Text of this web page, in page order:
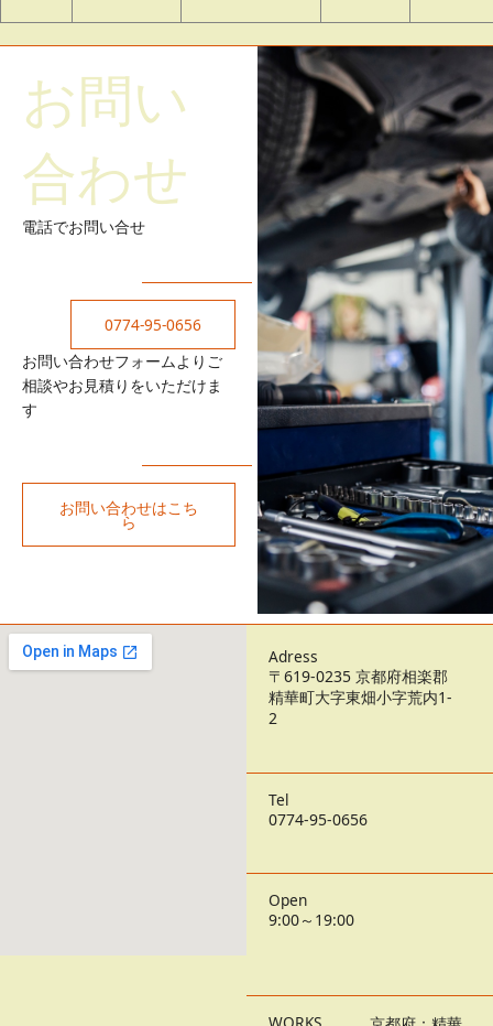
お問い
合わせ
電話でお問い合せ
0774-95-0656
お問い合わせフォームよりご
相談やお見積りをいただけま
す
お問い合わせはこち
ら
Adress
〒619-0235 京都府相楽郡
精華町大字東畑小字荒内1-
2
Tel
0774-95-0656
Open
9:00～19:00
WORKS